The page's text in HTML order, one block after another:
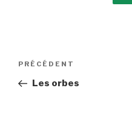
Navigation
l’article
Article
précédent
PRÉCÉDENT
Les orbes